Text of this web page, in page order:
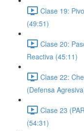
Clase 19:
(49:51)
Clase 20:
Reactiva (45:11)
Clase 22:
(Defensa
Clase 23
(54:31)